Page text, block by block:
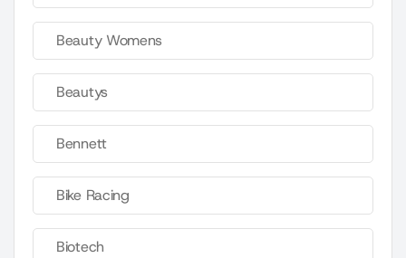
Beauty Womens
Beautys
Bennett
Bike Racing
Biotech